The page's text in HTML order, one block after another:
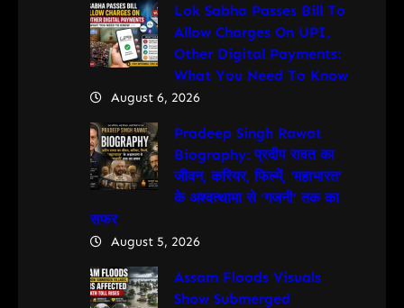
Lok Sabha Passes Bill To
Allow Charges On UPI,
Other Digital Payments:
What You Need To Know
August 6, 2026
Pradeep Singh Rawat
Biography: प्रदीप रावत का
जीवन, करियर, फिल्में, ‘महाभारत’
के अश्वत्थामा से ‘गजनी’ तक का
सफर
August 5, 2026
Assam Floods Visuals
Show Submerged